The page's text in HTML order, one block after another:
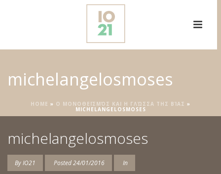
michelangelosmoses
HOME » Ο ΜΟΝΟΘΕΪΣΜΌΣ ΚΑΙ Η ΓΛΏΣΣΑ ΤΗΣ ΒΊΑΣ »
MICHELANGELOSMOSES
michelangelosmoses
ByIO21 Posted24/01/2016 In